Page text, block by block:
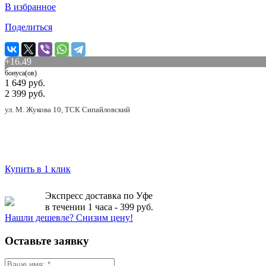
В избранное
Поделиться
+16.49
бонуса(ов)
1 649 руб.
2 399 руб.
ул. М. Жукова 10, ТСК Сипайловский
Купить в 1 клик
Экспресс доставка по Уфе
в течении 1 часа - 399 руб.
Нашли дешевле? Снизим цену!
Оставьте заявку